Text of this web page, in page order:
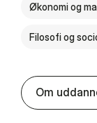
Økonomi og
Filosofi og
Om